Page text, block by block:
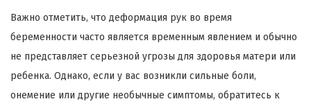
Важно отметить, что деформация рук во время
беременности часто является временным явлением и обычно
не представляет серьезной угрозы для здоровья матери или
ребенка. Однако, если у вас возникли сильные боли,
онемение или другие необычные симптомы, обратитесь к